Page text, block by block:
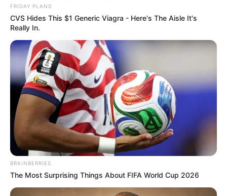
FRIDAY PLANS
CVS Hides This $1 Generic Viagra - Here's The Aisle It's
Really In.
BRAINBERRIES
The Most Surprising Things About FIFA World Cup 2026
Save